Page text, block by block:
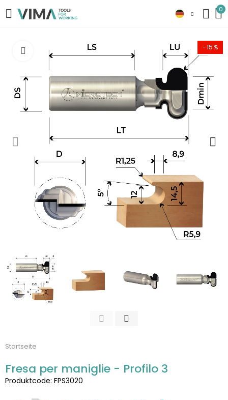
0
-15%
Click to enlarge
Startseite
Fresa per maniglie - Profilo 3
Produktcode: FPS3020